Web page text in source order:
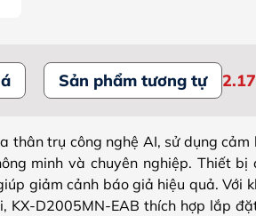
Sản phẩm tương tự
thân trụ công nghệ AI, sử dụng cảm
minh và chuyên nghiệp. Thiết
giảm cảnh báo giả hiệu quả. Với
KX-D2005MN-EAB thích hợp lắp